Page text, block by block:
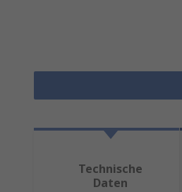
Technische
Daten